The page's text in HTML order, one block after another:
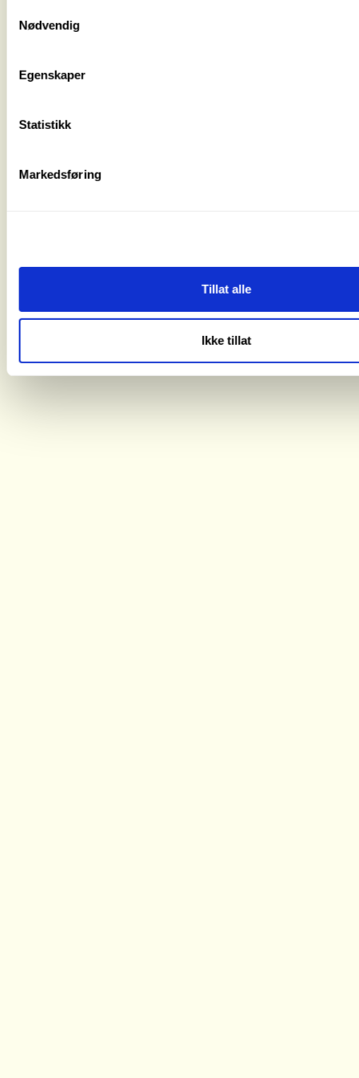
Nødvendig
Egenskaper
Statistikk
Markedsføring
Tillat alle
Ikke tillat